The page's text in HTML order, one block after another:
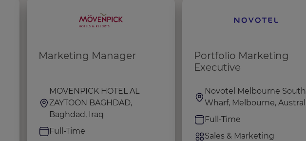
Marketing Manager
MOVENPICK HOTEL AL
ZAYTOON BAGHDAD,
Baghdad, Iraq
Full-Time
Portfolio Marketing
Executive
Novotel Melbourne South
Wharf, Melbourne,
Full-Time
Sales & Marketing